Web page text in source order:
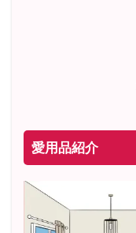
愛用品紹介